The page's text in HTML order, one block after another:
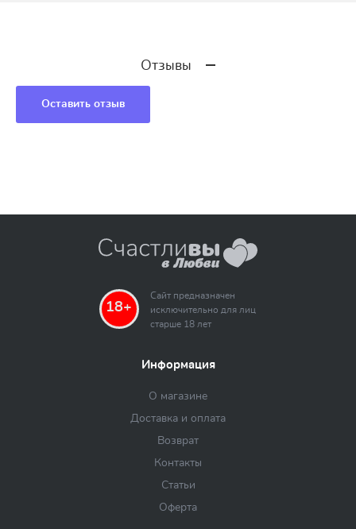
Отзывы
Оставить отзыв
18+
Сайт предназначен
исключительно для лиц
старше 18 лет
Информация
О магазине
Доставка и оплата
Возврат
Контакты
Статьи
Оферта